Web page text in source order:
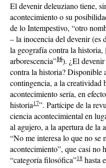
El devenir deleuziano tiene,
acontecimiento o su
de lo Intempestivo, “otro
– la inocencia del devenir (es
la geografía contra la
arborescencia”16). ¿El
contra la historia? Disponible
contingencia, a la creatividad
acontecimiento sería, en
historia17”. Partícipe de la
ciencia acontecimiental en
al agujero, a la apertura de la
“No me interesa lo que no se
acontecimiento”, que casi no
“categoría filosófica”18 hasta